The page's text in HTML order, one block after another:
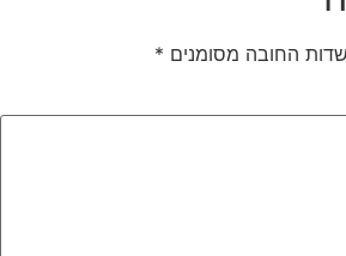
שדות החובה מסומנים *